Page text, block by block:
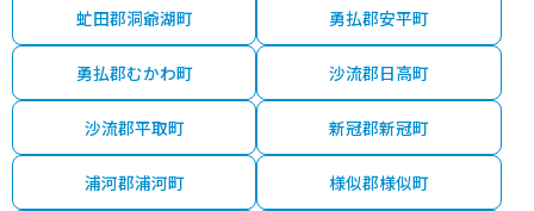
虻田郡洞爺湖町 勇払郡安平町
勇払郡むかわ町 沙流郡日高町
沙流郡平取町 新冠郡新冠町
浦河郡浦河町 様似郡様似町